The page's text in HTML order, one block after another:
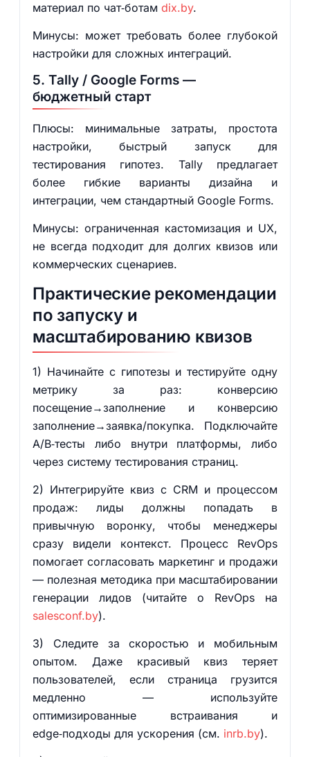
материал по чат‑ботам dix.by.
Минусы: может требовать более глубокой
настройки для сложных интеграций.
5. Tally / Google Forms —
бюджетный старт
Плюсы: минимальные затраты, простота
настройки, быстрый запуск для
тестирования гипотез. Tally предлагает
более гибкие варианты дизайна и
интеграции, чем стандартный Google Forms.
Минусы: ограниченная кастомизация и UX,
не всегда подходит для долгих квизов или
коммерческих сценариев.
Практические рекомендации
по запуску и
масштабированию квизов
1) Начинайте с гипотезы и тестируйте одну
метрику за раз: конверсию
посещение→заполнение и конверсию
заполнение→заявка/покупка. Подключайте
A/B‑тесты либо внутри платформы, либо
через систему тестирования страниц.
2) Интегрируйте квиз с CRM и процессом
продаж: лиды должны попадать в
привычную воронку, чтобы менеджеры
сразу видели контекст. Процесс RevOps
помогает согласовать маркетинг и продажи
— полезная методика при масштабировании
генерации лидов (читайте о RevOps на
salesconf.by).
3) Следите за скоростью и мобильным
опытом. Даже красивый квиз теряет
пользователей, если страница грузится
медленно — используйте
оптимизированные встраивания и
edge‑подходы для ускорения (см. inrb.by).